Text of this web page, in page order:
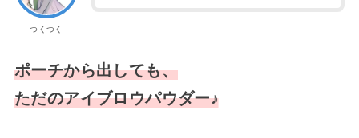
つくつく
ポーチから出しても、
ただのアイブロウパウダー♪